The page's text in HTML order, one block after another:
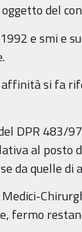
del
e smi e
si fa
DPR 483/
al posto
da quelle di
fermo